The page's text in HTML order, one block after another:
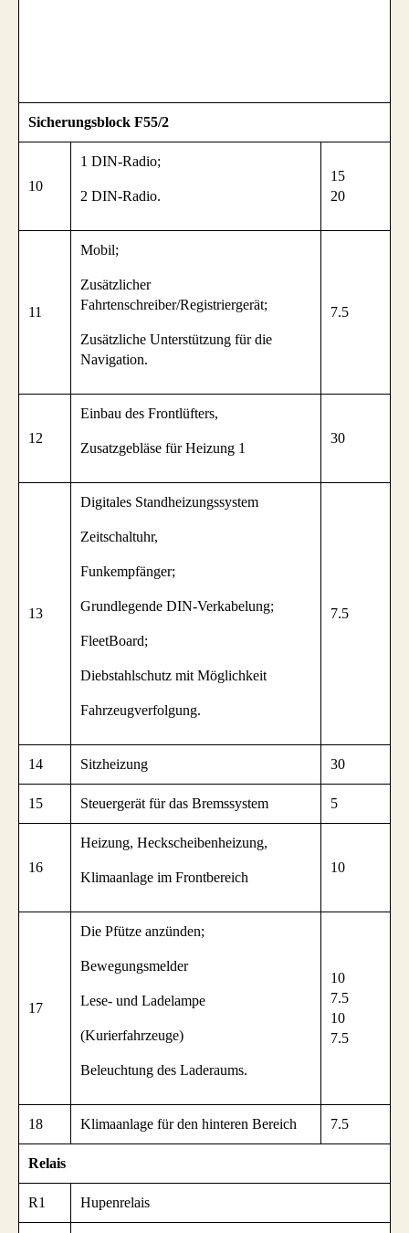
Sicherungsblock F55/2
10
1 DIN-Radio;
2 DIN-Radio.
15
20
11
Mobil;
Zusätzlicher
Fahrtenschreiber/Registriergerät;
Zusätzliche Unterstützung für die
Navigation.
7.5
12
Einbau des Frontlüfters,
Zusatzgebläse für Heizung 1
30
13
Digitales Standheizungssystem
Zeitschaltuhr,
Funkempfänger;
Grundlegende DIN-Verkabelung;
FleetBoard;
Diebstahlschutz mit Möglichkeit
Fahrzeugverfolgung.
7.5
14 Sitzheizung 30
15 Steuergerät für das Bremssystem 5
16
Heizung, Heckscheibenheizung,
Klimaanlage im Frontbereich
10
17
Die Pfütze anzünden;
Bewegungsmelder
Lese- und Ladelampe
(Kurierfahrzeuge)
Beleuchtung des Laderaums.
10
7.5
10
7.5
18 Klimaanlage für den hinteren Bereich 7.5
Relais
R1 Hupenrelais